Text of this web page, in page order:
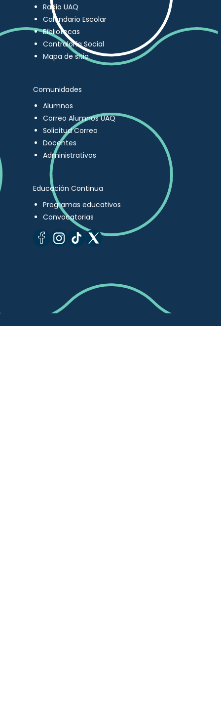
Radio UAQ
Calendario Escolar
Bibliotecas
Contraloría Social
Mapa de sitio
Comunidades
Alumnos
Correo Alumnos UAQ
Solicitud Correo
Docentes
Administrativos
Educación Continua
Programas educativos
Convocatorias